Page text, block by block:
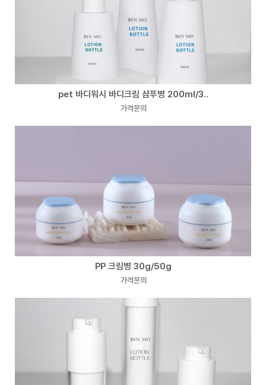
pet 바디워시 바디크림 샴푸병 200ml/3..
가격문의
PP 크림병 30g/50g
가격문의